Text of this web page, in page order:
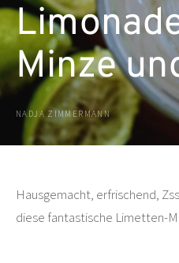
Minze
NADJA ZIMMERMANN
Hausgemacht, erfrischend,
diese fantastische Limetten-